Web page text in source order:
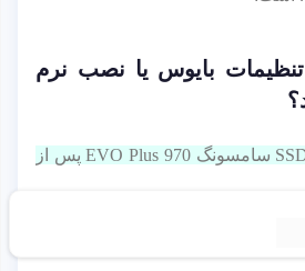
تنظیمات بایوس یا نصب نرم
در اغلب موارد، حافظه SSD سامسونگ 970 EVO Plus پس از
می‌شود.